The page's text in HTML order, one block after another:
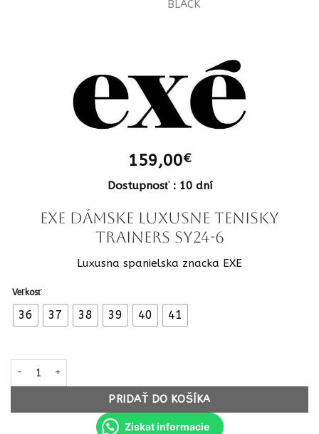
159,00€
Dostupnosť : 10 dní
EXE Dámske luxusne tenisky
Trainers SY24-6
Luxusna spanielska znacka EXE
Veľkosť
36 37 38 39 40 41
množstvo EXE Dámske luxusne tenisky Trainers SY24-6 LEATHER
PRIDAŤ DO KOŠÍKA
Ziskat informacie